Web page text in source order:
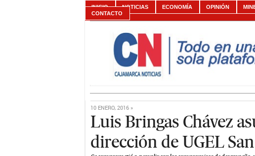
INICIO NOTICIAS ECONOMÍA OPINIÓN
CONTACTO
10 ENERO, 2016 »
Luis Bringas Chávez
dirección de UGEL